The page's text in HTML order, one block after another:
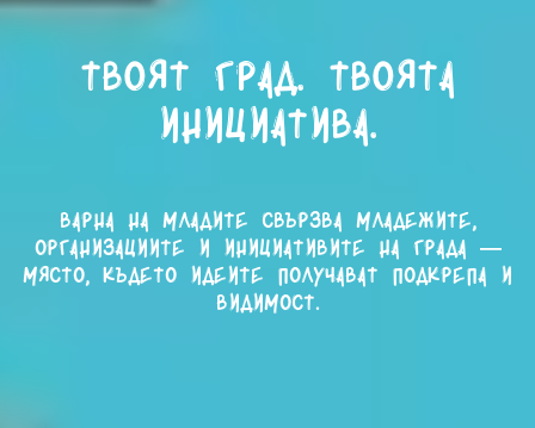
Твоят град. Твоята
инициатива.
Варна на младите свързва младежите,
организациите и инициативите на града —
място, където идеите получават подкрепа и
видимост.